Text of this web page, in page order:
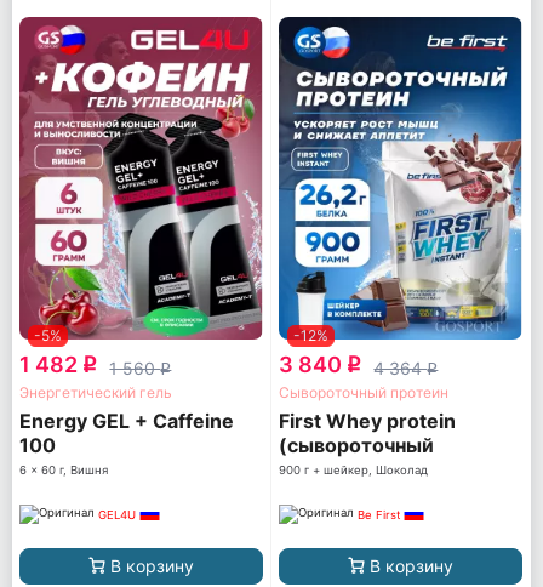
-5%
1 482 q 1 560q
Энергетический гель
Energy GEL + Caffeine
100
6 x 60 г, Вишня
GEL4U
В корзину
-12%
3 840 q 4 364q
Сывороточный протеин
First Whey protein
(сывороточный
протеин)
900 г + шейкер, Шоколад
Be First
В корзину